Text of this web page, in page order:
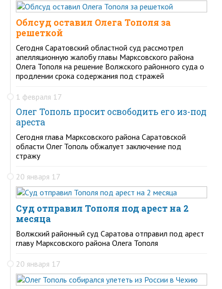
Облсуд оставил Олега Тополя за
решеткой
Сегодня Саратовский областной суд рассмотрел
апелляционную жалобу главы Марксовского района
Олега Тополя на решение Волжского районного суда о
продлении срока содержания под стражей
1 февраля 17
Олег Тополь просит освободить его из-под
ареста
Сегодня глава Марксовского района Саратовской
области Олег Тополь обжалует заключение под
стражу
20 января 17
Суд отправил Тополя под арест на 2
месяца
Волжский районный суд Саратова отправил под арест
главу Марксовского района Олега Тополя
20 января 17